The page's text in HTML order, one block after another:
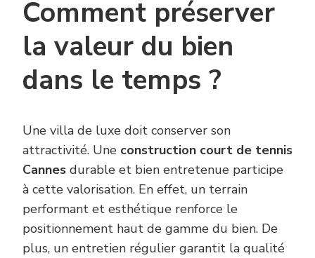
Comment préserver
la valeur du bien
dans le temps ?
Une villa de luxe doit conserver son
attractivité. Une construction court de tennis
Cannes durable et bien entretenue participe
à cette valorisation. En effet, un terrain
performant et esthétique renforce le
positionnement haut de gamme du bien. De
plus, un entretien régulier garantit la qualité